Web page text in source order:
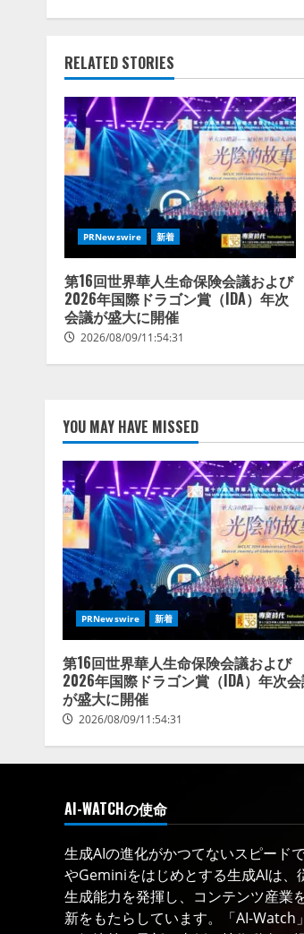
RELATED STORIES
PRNewswire 新着
第16回世界華人生命保険会議および
2026年国際ドラゴン賞（IDA）年次
会議が盛大に開催
2026/08/09/11:54:31
YOU MAY HAVE MISSED
PRNewswire 新着
第16回世界華人生命保険会議および
2026年国際ドラゴン賞（IDA）年次
が盛大に開催
2026/08/09/11:54:31
AI-WATCHの使命
生成AIの進化がかつてないスピード
やGeminiをはじめとする生成AIは
生成能力を発揮し、コンテンツ産業
新をもたらしています。「AI-Watch